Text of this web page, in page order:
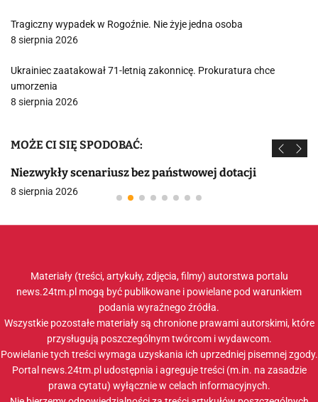
Tragiczny wypadek w Rogoźnie. Nie żyje jedna osoba
8 sierpnia 2026
Ukrainiec zaatakował 71-letnią zakonnicę. Prokuratura chce
umorzenia
8 sierpnia 2026
MOŻE CI SIĘ SPODOBAĆ:
Niezwykły scenariusz bez państwowej dotacji
8 sierpnia 2026
Materiały (treści, artykuły, zdjęcia, filmy) autorstwa portalu
news.24tm.pl mogą być publikowane i powielane pod warunkiem
podania wyraźnego źródła.
Wszystkie pozostałe materiały są chronione prawami autorskimi, które
przysługują poszczególnym twórcom i wydawcom.
Powielanie tych treści wymaga uzyskania ich uprzedniej pisemnej zgody.
Portal news.24tm.pl udostępnia i agreguje treści (m.in. na zasadzie
prawa cytatu) wyłącznie w celach informacyjnych.